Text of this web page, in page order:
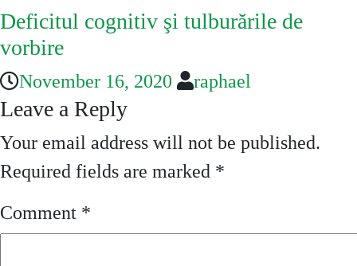
Deficitul cognitiv şi tulburările de
vorbire
November 16, 2020 raphael
Leave a Reply
Your email address will not be published.
Required fields are marked *
Comment *